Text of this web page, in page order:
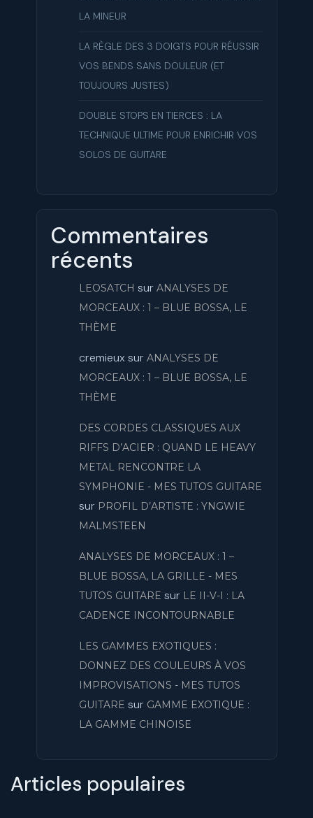
LA MINEUR
LA RÈGLE DES 3 DOIGTS POUR RÉUSSIR
VOS BENDS SANS DOULEUR (ET
TOUJOURS JUSTES)
DOUBLE STOPS EN TIERCES : LA
TECHNIQUE ULTIME POUR ENRICHIR VOS
SOLOS DE GUITARE
Commentaires
récents
LEOSATCH sur ANALYSES DE
MORCEAUX : 1 – BLUE BOSSA, LE
THÈME
cremieux sur ANALYSES DE
MORCEAUX : 1 – BLUE BOSSA, LE
THÈME
DES CORDES CLASSIQUES AUX
RIFFS D’ACIER : QUAND LE HEAVY
METAL RENCONTRE LA
SYMPHONIE - MES TUTOS GUITARE
sur PROFIL D’ARTISTE : YNGWIE
MALMSTEEN
ANALYSES DE MORCEAUX : 1 –
BLUE BOSSA, LA GRILLE - MES
TUTOS GUITARE sur LE II-V-I : LA
CADENCE INCONTOURNABLE
LES GAMMES EXOTIQUES :
DONNEZ DES COULEURS À VOS
IMPROVISATIONS - MES TUTOS
GUITARE sur GAMME EXOTIQUE :
LA GAMME CHINOISE
Articles populaires